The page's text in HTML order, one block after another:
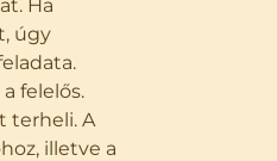
Ha
úgy
felelős.
terheli. A
illetve a